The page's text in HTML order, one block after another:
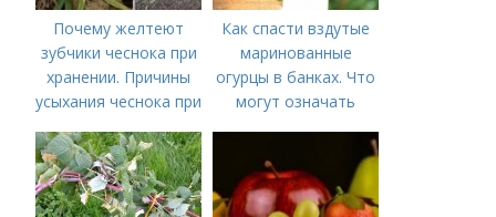
Почему желтеют
зубчики чеснока при
хранении. Причины
усыхания чеснока при
Как спасти вздутые
маринованные
огурцы в банках. Что
могут означать